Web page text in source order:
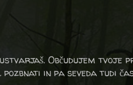
Občudujem tvoje
in pa seveda tudi